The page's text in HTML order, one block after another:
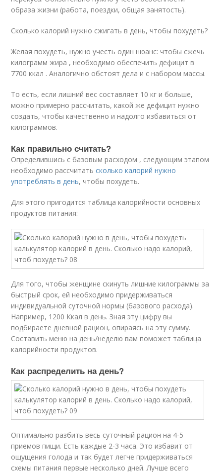
образа жизни (работа, поездки, общая занятость).
Сколько калорий нужно сжигать в день, чтобы похудеть?
Желая похудеть, нужно учесть один нюанс: чтобы сжечь
килограмм жира , необходимо обеспечить дефицит в
7700 ккал . Аналогично обстоят дела и с набором массы.
То есть, если лишний вес составляет 10 кг и больше,
можно примерно рассчитать, какой же дефицит нужно
создать, чтобы качественно и надолго избавиться от
килограммов.
Как правильно считать?
Определившись с базовым расходом , следующим этапом
необходимо рассчитатьсколько калорий нужно
употреблять в день, чтобы похудеть.
Для этого пригодится таблица калорийности основных
продуктов питания:
Для того, чтобы женщине скинуть лишние килограммы за
быстрый срок, ей необходимо придерживаться
индивидуальной суточной нормы (базового расхода).
Например, 1200 Ккал в день. Зная эту цифру вы
подбираете дневной рацион, опираясь на эту сумму.
Составить меню на день/неделю вам поможет таблица
калорийности продуктов.
Как распределить на день?
Оптимально разбить весь суточный рацион на 4-5
приемов пищи. Есть каждые 2-3 часа. Это избавит от
ощущения голода и так будет легче придерживаться
схемы питания первые несколько дней. Лучше всего